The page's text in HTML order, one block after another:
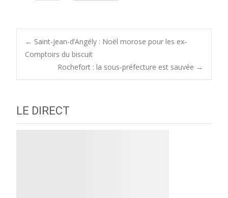
Post
navigation
← Saint-Jean-d’Angély : Noël morose pour les ex-
Comptoirs du biscuit
Rochefort : la sous-préfecture est sauvée →
LE DIRECT